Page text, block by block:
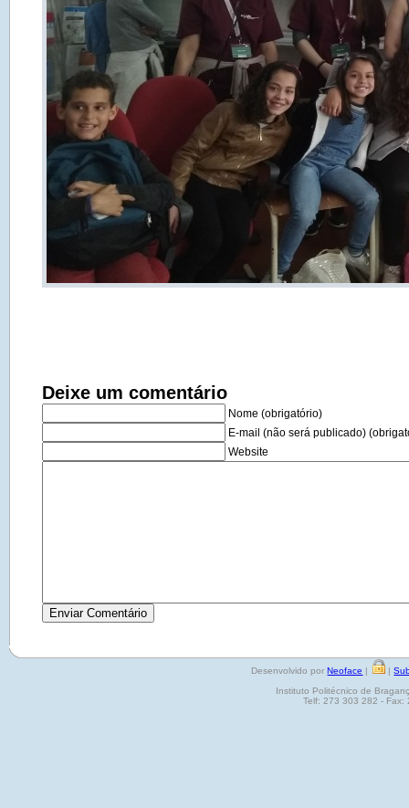
Deixe um comentário
Nome (obrigatório)
E-mail (não será publicado)
Website
Desenvolvido porNeoface | |
Instituto Politécnico de
Telf: 273 303 282 - Fax: